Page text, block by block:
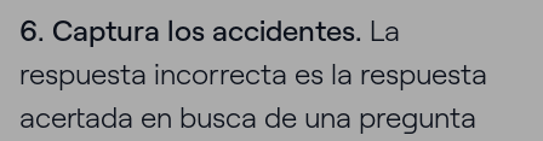
6. Captura los accidentes. La
respuesta incorrecta es la respuesta
acertada en busca de una pregunta